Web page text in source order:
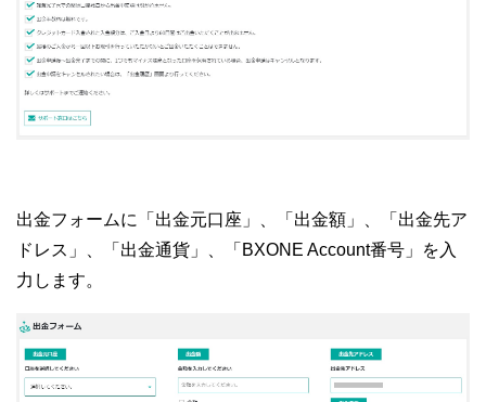
出金フォームに「出金元口座」、「出金額」、「出金先ア
ドレス」、「出金通貨」、「BXONE Account番号」を入
力します。